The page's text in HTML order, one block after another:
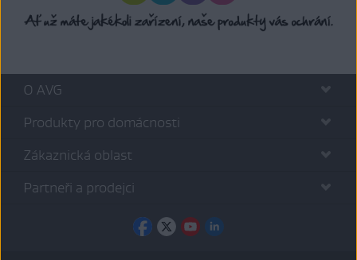
O AVG
Produkty pro domácnosti
Zákaznická oblast
Partneři a prodejci